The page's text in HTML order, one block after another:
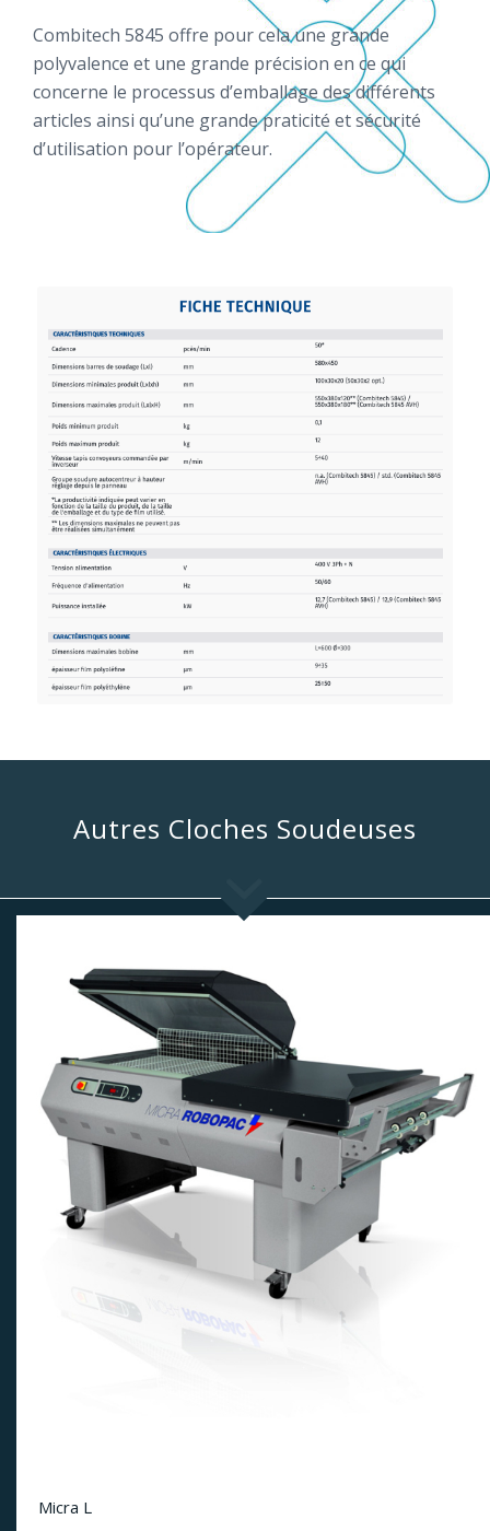
Combitech 5845 offre pour cela une grande
polyvalence et une grande précision en ce qui
concerne le processus d’emballage des différents
articles ainsi qu’une grande praticité et sécurité
d’utilisation pour l’opérateur.
Autres Cloches Soudeuses
Micra L